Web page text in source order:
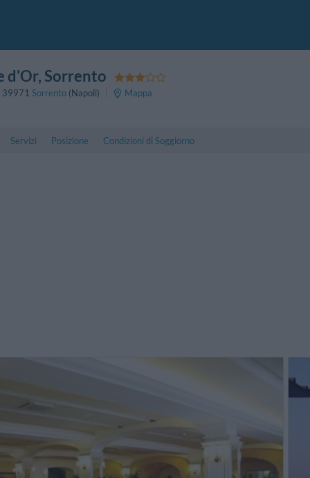
d'Or, Sorrento
39971 Sorrento (Napoli) Mappa
Servizi Posizione Condizioni di Soggiorno
il personale molto
, molta disponibilita'
stata felice soprattutto
dovevamo...
Forse la colazione poteva essere
nemmeno una spremuta di agrumi,
che sinceramente a Sorrento ci...